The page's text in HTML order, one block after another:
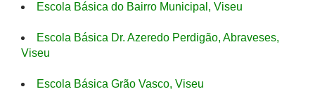
Escola Básica do Bairro Municipal, Viseu
Escola Básica Dr. Azeredo Perdigão, Abraveses,
Viseu
Escola Básica Grão Vasco, Viseu